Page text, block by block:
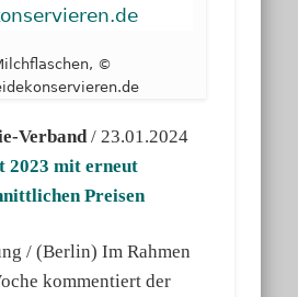
©
Verband/ 23.01.2024
mit erneut
Preisen
/ (Berlin) Im Rahmen
kommentiert der